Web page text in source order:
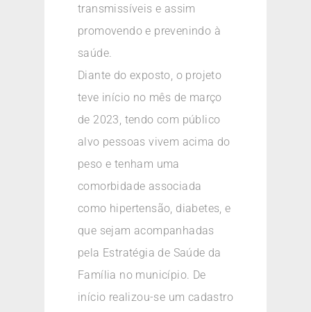
transmissíveis e assim
promovendo e prevenindo à
saúde.
Diante do exposto, o projeto
teve início no mês de março
de 2023, tendo com público
alvo pessoas vivem acima do
peso e tenham uma
comorbidade associada
como hipertensão, diabetes, e
que sejam acompanhadas
pela Estratégia de Saúde da
Família no município. De
início realizou-se um cadastro